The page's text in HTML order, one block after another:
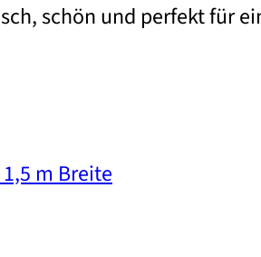
schön und perfekt für
m Breite